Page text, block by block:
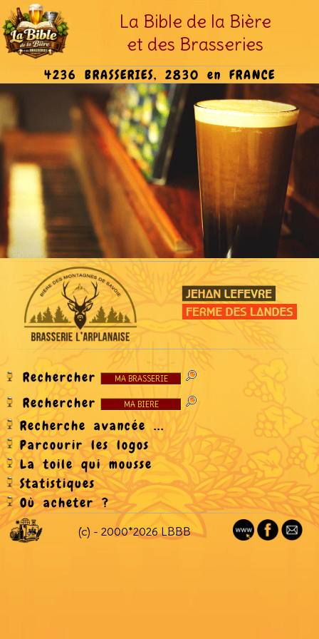
La Bible de la Bière
et des Brasseries
4236 BRASSERIES, 2830 en FRANCE
Rechercher
Rechercher
Recherche avancée ...
Parcourir les logos
La toile qui mousse
Statistiques
Où acheter ?
(c) - 2000*2026 LBBB